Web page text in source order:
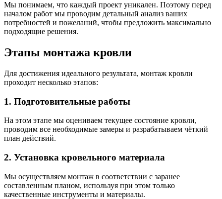
Мы понимаем, что каждый проект уникален. Поэтому перед
началом работ мы проводим детальный анализ ваших
потребностей и пожеланий, чтобы предложить максимально
подходящие решения.
Этапы монтажа кровли
Для достижения идеального результата, монтаж кровли
проходит несколько этапов:
1. Подготовительные работы
На этом этапе мы оцениваем текущее состояние кровли,
проводим все необходимые замеры и разрабатываем чёткий
план действий.
2. Установка кровельного материала
Мы осуществляем монтаж в соответствии с заранее
составленным планом, используя при этом только
качественные инструменты и материалы.